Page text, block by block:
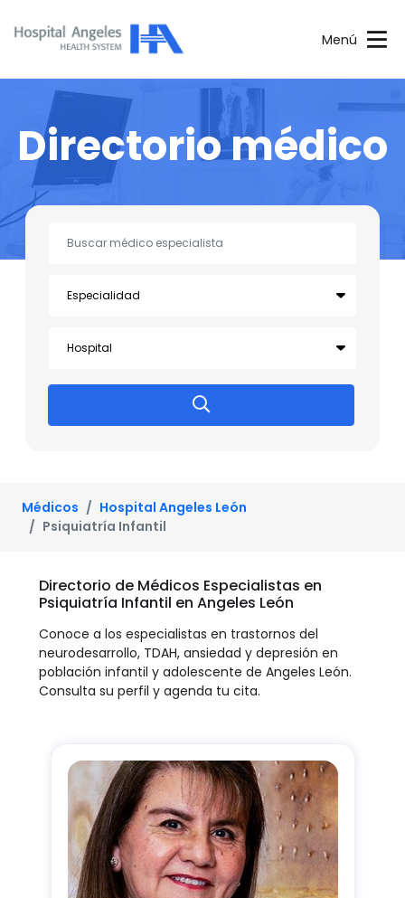
Menú
Directorio médico
Médicos
Hospital Angeles León
Psiquiatría Infantil
Directorio de Médicos Especialistas en
Psiquiatría Infantil en Angeles León
Conoce a los especialistas en trastornos del
neurodesarrollo, TDAH, ansiedad y depresión en
población infantil y adolescente de Angeles León.
Consulta su perfil y agenda tu cita.